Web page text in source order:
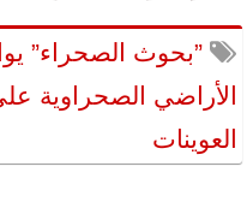
”بحوث الصحراء”
الأراضي الصحراوية
العوينات